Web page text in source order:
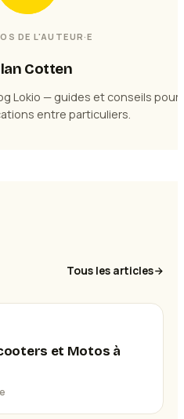
DE L'AUTEUR·E
Cotten
Lokio — guides et conseils pour
entre particuliers.
Tous les articles
et Motos à